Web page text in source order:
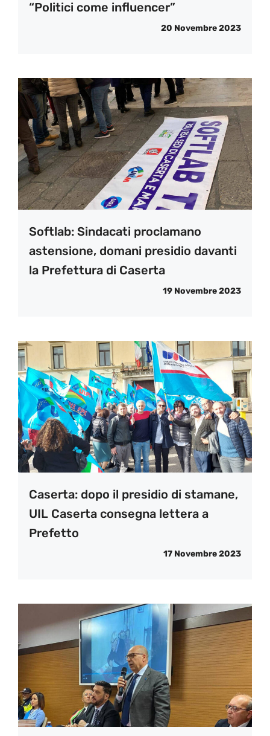
“Politici come influencer”
20 Novembre 2023
Softlab: Sindacati proclamano
astensione, domani presidio davanti
la Prefettura di Caserta
19 Novembre 2023
Caserta: dopo il presidio di stamane,
UIL Caserta consegna lettera a
Prefetto
17 Novembre 2023